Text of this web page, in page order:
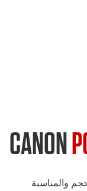
CANON
والمناسبة